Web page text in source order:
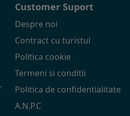
Customer Suport
Despre noi
Contract cu turistul
Politica cookie
Termeni si conditii
Politica de confidentialitate
A.N.P.C